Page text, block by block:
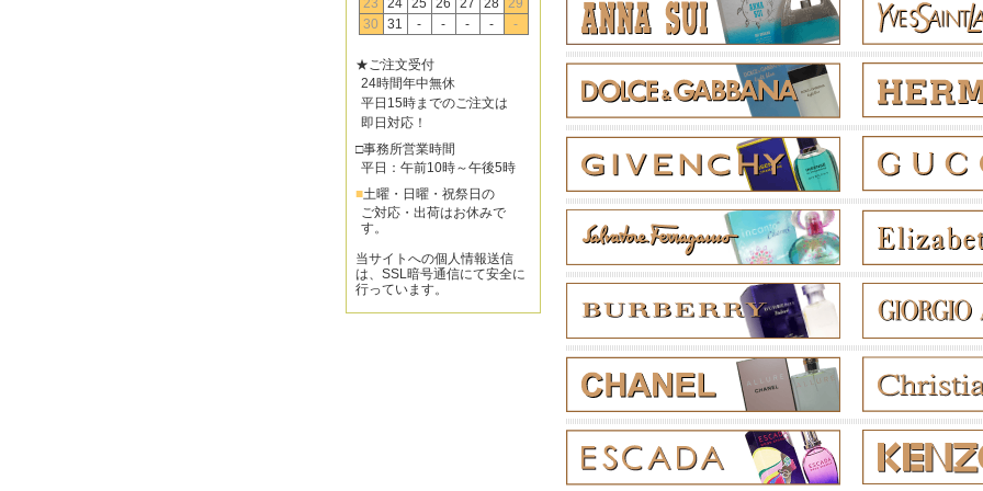
23 24 25 26 27 28 29
30
31 - - - - -
★ご注文受付
24時間年中無休
平日15時までのご注文は
即日対応！
□事務所営業時間
平日：午前10時～午後5時
■土曜・日曜・祝祭日の
ご対応・出荷はお休みで
す。
当サイトへの個人情報送信
は、SSL暗号通信にて安全に
行っています。